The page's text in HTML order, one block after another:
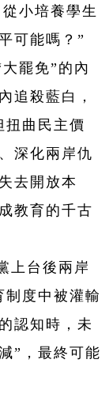
小培養學生
可能嗎？”
罷免”的內
追殺藍白，
扭曲民主價
深化兩岸仇
去開放本
教育的千古
上台後兩岸
制度中被灌輸
認知時，未
”，最終可能